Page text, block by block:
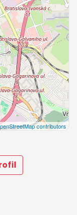
contributors